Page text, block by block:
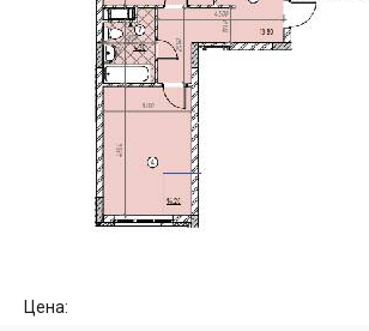
Цена: